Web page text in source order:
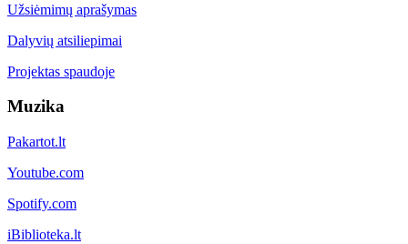
Užsiėmimų aprašymas
Dalyvių atsiliepimai
Projektas spaudoje
Muzika
Pakartot.lt
Youtube.com
Spotify.com
iBiblioteka.lt